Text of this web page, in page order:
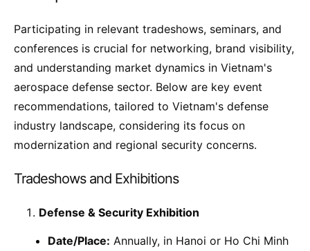
Participating in relevant tradeshows, seminars, and
conferences is crucial for networking, brand visibility,
and understanding market dynamics in Vietnam's
aerospace defense sector. Below are key event
recommendations, tailored to Vietnam's defense
industry landscape, considering its focus on
modernization and regional security concerns.
Tradeshows and Exhibitions
Defense & Security Exhibition
Date/Place: Annually, in Hanoi or Ho Chi Minh